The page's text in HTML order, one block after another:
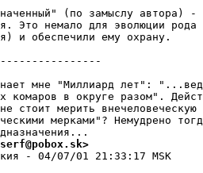
(по замыслу автора) -
Это немало для эволюции рода
и обеспечили ему охpану.
мне "Миллиард лет":
комаров в округе разом".
стоит мерить внечеловеческую
мерками"? Немудрено
- 04/07/01 21:33:17 MSK